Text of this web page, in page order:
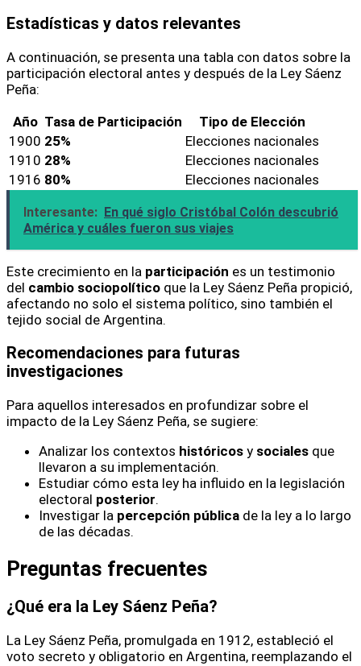
Estadísticas y datos relevantes
A continuación, se presenta una tabla con datos sobre la
participación electoral antes y después de la Ley Sáenz
Peña:
Año Tasa de Participación
Tipo de Elección
1900 25%
Elecciones nacionales
1910 28%
Elecciones nacionales
1916 80% Elecciones nacionales
Interesante: En qué siglo Cristóbal Colón descubrió
América y cuáles fueron sus viajes
Este crecimiento en la participación es un testimonio
del cambio sociopolítico que la Ley Sáenz Peña propició,
afectando no solo el sistema político, sino también el
tejido social de Argentina.
Recomendaciones para futuras
investigaciones
Para aquellos interesados en profundizar sobre el
impacto de la Ley Sáenz Peña, se sugiere:
Analizar los contextos históricos y sociales que
llevaron a su implementación.
Estudiar cómo esta ley ha influido en la legislación
electoral posterior.
Investigar la percepción pública de la ley a lo largo
de las décadas.
Preguntas frecuentes
¿Qué era la Ley Sáenz Peña?
La Ley Sáenz Peña, promulgada en 1912, estableció el
voto secreto y obligatorio en Argentina, reemplazando el